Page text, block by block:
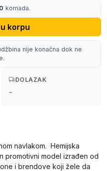
komada.
korpu
nije konačna dok ne
DOLAZAK
-
navlakom. Hemijska
promotivni model izrađen od
i brendove koji žele da